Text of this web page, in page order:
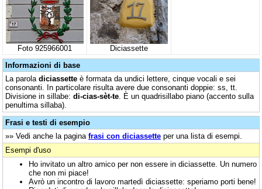
Foto 925966001
Diciassette
Informazioni di base
La parola diciassette è formata da undici lettere, cinque vocali e sei
consonanti. In particolare risulta avere due consonanti doppie: ss, tt.
Divisione in sillabe: di-cias-sèt-te . È un quadrisillabo piano (accento sulla
penultima sillaba).
Frasi e testi di esempio
»» Vedi anche la pagina frasi con diciassette per una lista di esempi.
Esempi d'uso
Ho invitato un altro amico per non essere in diciassette. Un numero
che non mi piace!
Avrò un incontro di lavoro martedì diciassette: speriamo porti bene!